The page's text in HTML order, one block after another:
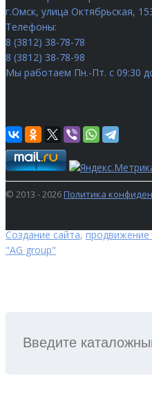
г.Омск, улица Октябрьская,
Телефоны:
8 (3812) 38-78-78
8 (3812) 38-78-98
Мы работаем Пн.-Пт. с 09:30
© 2013 - 2026Политика
Создание сайта,продвижение
"AG group"